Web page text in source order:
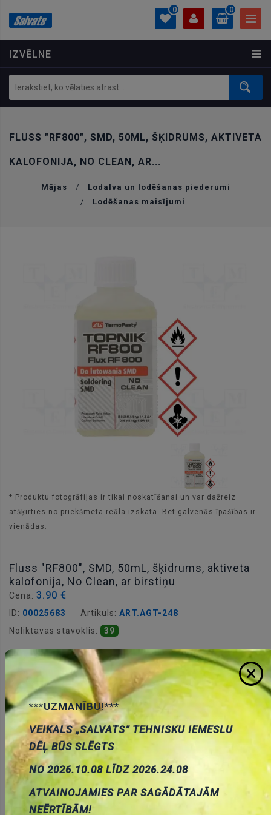
IZVĒLNE
0
PROFILS
Ielogoties
Izveidot kontu
0
0.00 €
FLUSS "RF800", SMD, 50ML, ŠĶIDRUMS, AKTIVETA
KALOFONIJA, NO CLEAN, AR...
Mājas /
Lodalva un lodēšanas piederumi
/
Lodēšanas maisījumi
* Produktu fotogrāfijas ir tikai noskatīšanai un var dažreiz
atšķirties no priekšmeta reāla izskata. Bet galvenās īpašības ir
vienādas.
Fluss "RF800", SMD, 50mL, šķidrums, aktiveta
kalofonija, No Clean, ar birstiņu
Cena: 3.90 €
ID: 00025683 Artikuls: ART.AGT-248
Noliktavas stāvoklis:
39
Daudzums:
Pievienot grozam
Apraksts
***UZMANĪBU!***
VEIKALS „SALVATS” TEHNISKU IEMESLU
DĒĻ BŪS SLĒGTS
NO 2026.10.08 LĪDZ 2026.24.08
ATVAINOJAMIES PAR SAGĀDĀTAJĀM
NEĒRTĪBĀM!